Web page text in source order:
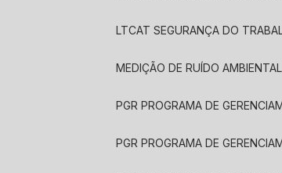
LTCAT SEGURANÇA DO
MEDIÇÃO DE RUÍDO AMBIENTAL
PGR PROGRAMA DE
PGR PROGRAMA DE